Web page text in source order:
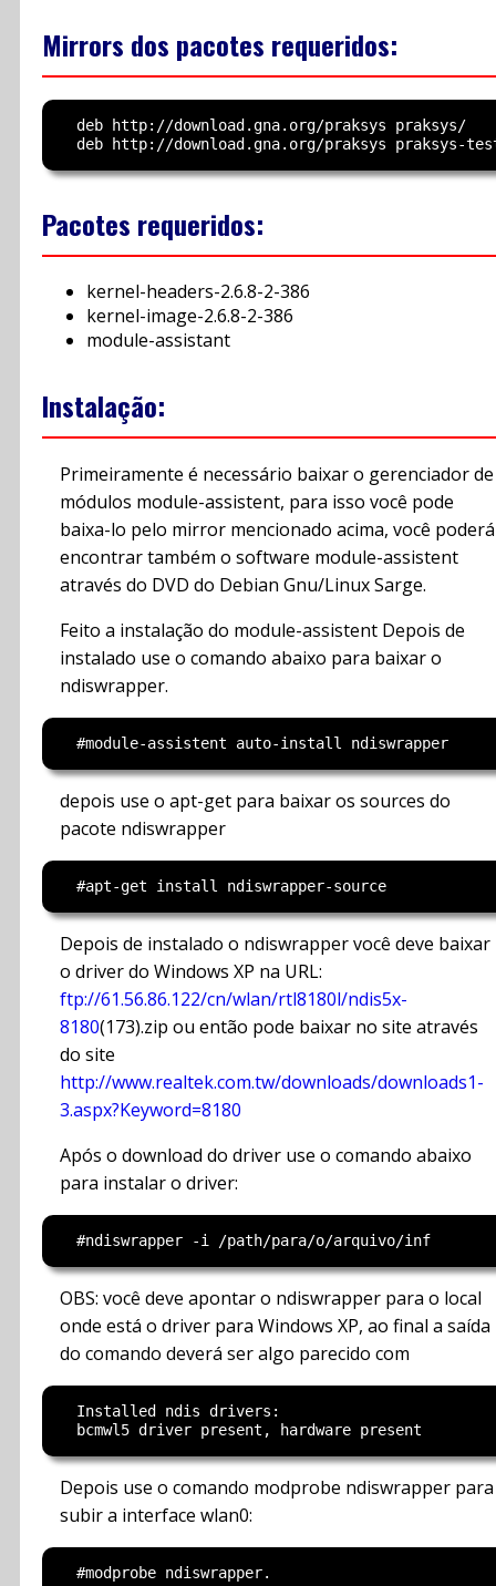
Mirrors dos pacotes requeridos:
  deb http://download.gna.org/praksys praksys/
Pacotes requeridos:
kernel-headers-2.6.8-2-386
kernel-image-2.6.8-2-386
module-assistant
Instalação:
Primeiramente é necessário baixar o gerenciador de
módulos module-assistent, para isso você pode
baixa-lo pelo mirror mencionado acima, você poderá
encontrar também o software module-assistent
através do DVD do Debian Gnu/Linux Sarge.
Feito a instalação do module-assistent Depois de
instalado use o comando abaixo para baixar o
ndiswrapper.
depois use o apt-get para baixar os sources do
pacote ndiswrapper
Depois de instalado o ndiswrapper você deve baixar
o driver do Windows XP na URL:
ftp://61.56.86.122/cn/wlan/rtl8180l/ndis5x-
8180(173).zip ou então pode baixar no site através
do site
http://www.realtek.com.tw/downloads/downloads1-
3.aspx?Keyword=8180
Após o download do driver use o comando abaixo
para instalar o driver:
OBS: você deve apontar o ndiswrapper para o local
onde está o driver para Windows XP, ao final a saída
do comando deverá ser algo parecido com
  Installed ndis drivers:
Depois use o comando modprobe ndiswrapper para
subir a interface wlan0: